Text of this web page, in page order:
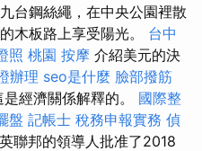
台鋼絲繩，在中央公園裡散
木板路上享受陽光。 台中
照 桃園 按摩 介紹美元的決
辦理 seo是什麼 臉部撥筋
是經濟關係解釋的。 國際整
盤 記帳士 稅務申報實務 偵
英聯邦的領導人批准了2018